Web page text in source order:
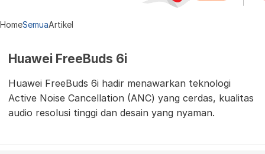
HomeSemuaArtikel
Huawei FreeBuds 6i
Huawei FreeBuds 6i hadir menawarkan teknologi
Active Noise Cancellation (ANC) yang cerdas, kualitas
audio resolusi tinggi dan desain yang nyaman.